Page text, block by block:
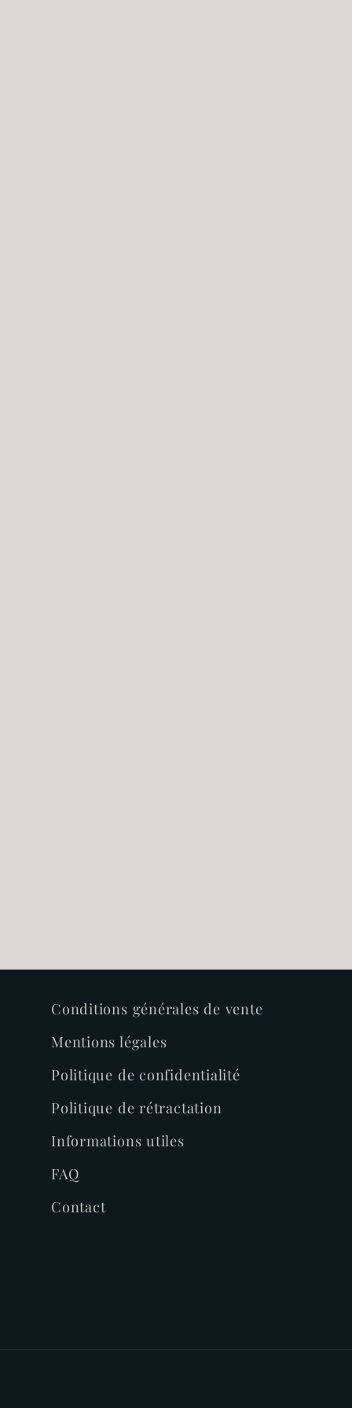
Conditions générales de vente
Mentions légales
Politique de confidentialité
Politique de rétractation
Informations utiles
FAQ
Contact